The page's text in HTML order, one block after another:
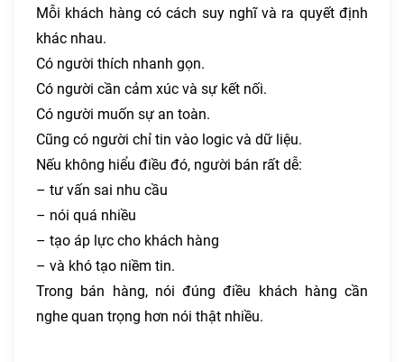
Mỗi khách hàng có cách suy nghĩ và ra quyết định
khác nhau.
Có người thích nhanh gọn.
Có người cần cảm xúc và sự kết nối.
Có người muốn sự an toàn.
Cũng có người chỉ tin vào logic và dữ liệu.
Nếu không hiểu điều đó, người bán rất dễ:
– tư vấn sai nhu cầu
– nói quá nhiều
– tạo áp lực cho khách hàng
– và khó tạo niềm tin.
Trong bán hàng, nói đúng điều khách hàng cần
nghe quan trọng hơn nói thật nhiều.